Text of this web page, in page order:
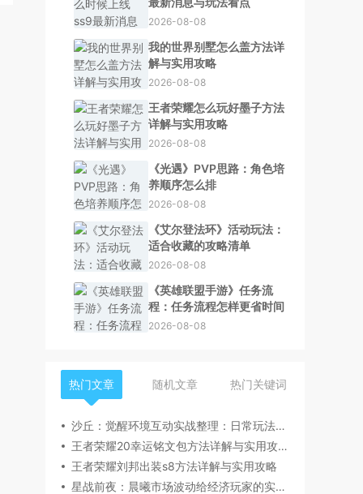
2026-08-08
我的世界别墅怎么盖方法详
解与实用攻略
2026-08-08
王者荣耀怎么玩好墨子方法
详解与实用攻略
2026-08-08
《光遇》PVP思路：角色培
养顺序怎么排
2026-08-08
《艾尔登法环》活动玩法：
适合收藏的攻略清单
2026-08-08
《英雄联盟手游》任务流
程：任务流程怎样更省时间
2026-08-08
热门文章 随机文章 热门关键词
沙丘：觉醒环境互动实战整理：日常玩法如何更高效效率版
王者荣耀20幸运铭文包方法详解与实用攻略
王者荣耀刘邦出装s8方法详解与实用攻略
星战前夜：晨曦市场波动给经济玩家的实用建议